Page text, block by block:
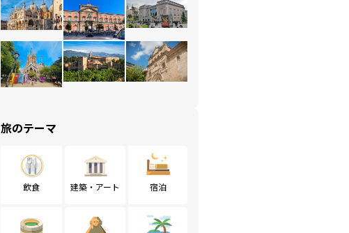
旅のテーマ
飲食 建築・アート 宿泊